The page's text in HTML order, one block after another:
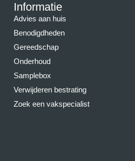
Informatie
Advies aan huis
Benodigdheden
Gereedschap
Onderhoud
Samplebox
Verwijderen bestrating
Zoek een vakspecialist